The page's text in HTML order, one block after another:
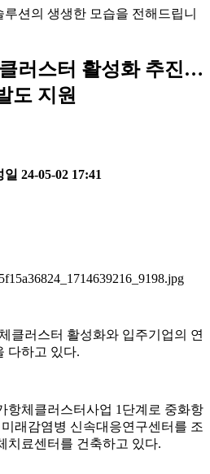
션의 생생한 모습을 전해드립니
러스터 활성화 추진…
도 지원
일 24-05-02 17:41
클러스터 활성화와 입주기업의 연
다하고 있다.
항체클러스터사업 1단계로 중화항
래감염병 신속대응연구센터를 조
치료센터를 건축하고 있다.